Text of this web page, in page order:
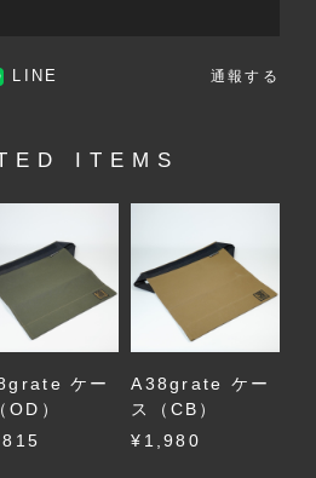
LINE 通報する
ITEMS
ケー
OD）
A38grate ケー
ス（CB）
¥1,980